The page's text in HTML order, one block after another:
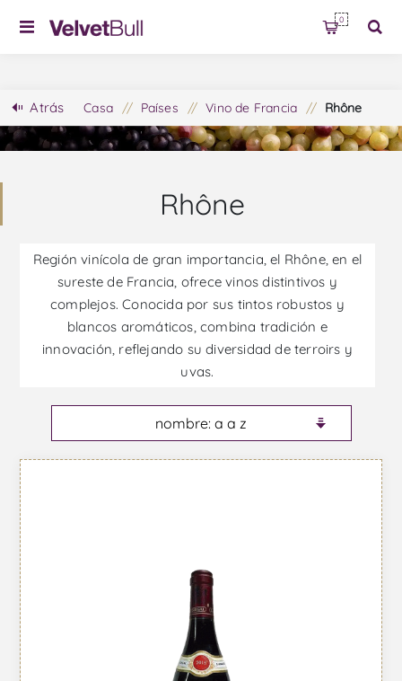
0
Atrás Casa / Países / Vino de Francia / Rhône
Rhône
Región vinícola de gran importancia, el Rhône, en el
sureste de Francia, ofrece vinos distintivos y
complejos. Conocida por sus tintos robustos y
blancos aromáticos, combina tradición e
innovación, reflejando su diversidad de terroirs y
uvas.